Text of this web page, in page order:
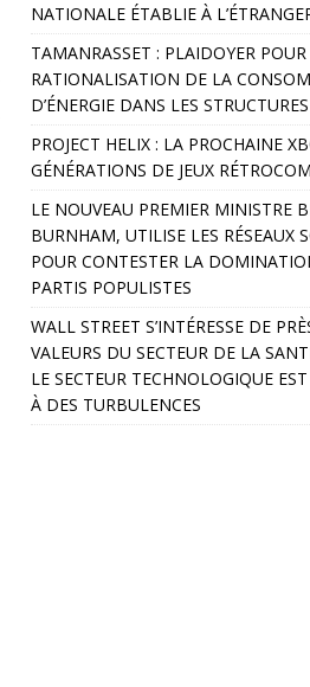
NATIONALE ÉTABLIE À
TAMANRASSET : PLAIDOYER
RATIONALISATION DE LA
D’ÉNERGIE DANS LES
PROJECT HELIX : LA PROCHAINE
GÉNÉRATIONS DE JEUX
LE NOUVEAU PREMIER MINISTRE
BURNHAM, UTILISE LES RÉSEAUX
POUR CONTESTER LA
PARTIS POPULISTES
WALL STREET S’INTÉRESSE DE
VALEURS DU SECTEUR DE LA
LE SECTEUR TECHNOLOGIQUE
À DES TURBULENCES